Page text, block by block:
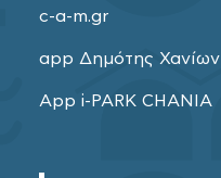
c-a-m.gr
app Δημότης Χανίων
App i-PARK CHANIA